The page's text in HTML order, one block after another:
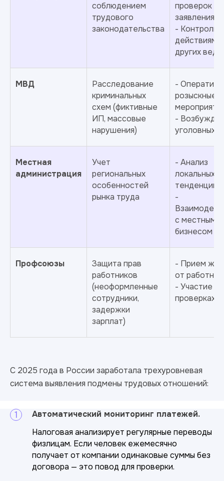
соблюдением
трудового
законодательства
проверок по
заявлениям
- Контроль
действиями
других
МВД
Расследование
криминальных
схем (фиктивные
ИП, массовые
нарушения)
-
розыскные
-
уголовных
Местная
администрация
Учет
региональных
особенностей
рынка труда
- Анализ
локальных
тенденций
-
с местным
бизнесом
Профсоюзы
Защита прав
работников
(неоформленные
сотрудники,
задержки
зарплат)
- Прием
от
- Участие в
проверках
С 2025 года в России заработала трехуровневая
система выявления подмены трудовых отношений:
Автоматический мониторинг платежей.
Налоговая анализирует регулярные переводы
физлицам. Если человек ежемесячно
получает от компании одинаковые суммы без
договора — это повод для проверки.